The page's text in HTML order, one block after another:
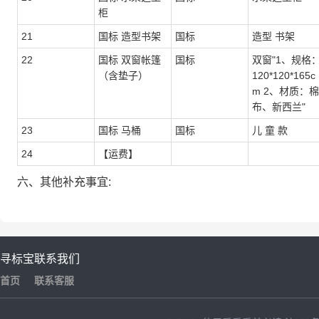
柜
21 国标 造型书架 国标 造型 书架
22
国标 双窗帐篷
（含垫子）
国标
双窗"1、规格
120*120*165c
m 2、材质：棉
布、新西兰"
23 国标 马桶 国标 儿 童 款
24 【运费】
六、其他补充事宜:
寻标宝
首页
联系我们
联系客服